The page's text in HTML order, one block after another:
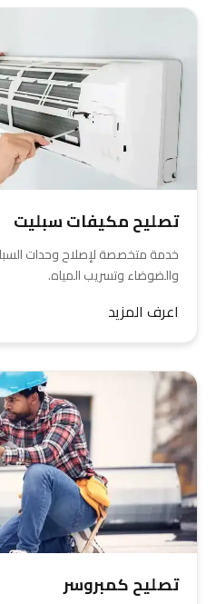
تصليح مكيفات سبليت
خدمة متخصصة لإصلاح وحدات
والضوضاء وتسريب المياه.
اعرف المزيد
تصليح كمبروسر